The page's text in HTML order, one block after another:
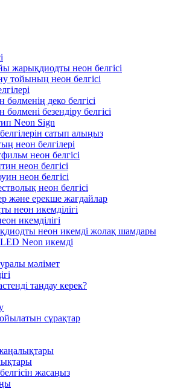
жарықдиодты неон белгісі
тойының неон белгісі
деко белгісі
безендіру белгісі
Neon Sign
сатып алыңыз
неон белгілері
неон белгісі
неон белгісі
неон белгісі
неон белгісі
және ерекше жағдайлар
неон икемділігі
икемділігі
неон икемді жолақ шамдары
Neon икемді
мәлімет
таңдау керек?
сұрақтар
жасаңыз